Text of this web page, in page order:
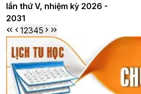
lần thứ V, nhiệm kỳ 2026 -
2031
12345